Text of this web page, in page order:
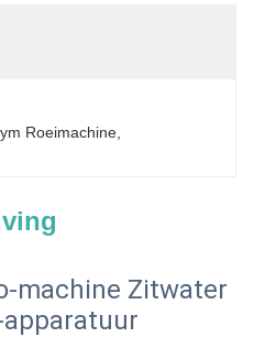
Roeimachine
machine Zitwater